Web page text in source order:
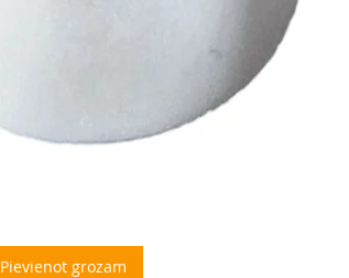
Pievienot grozam